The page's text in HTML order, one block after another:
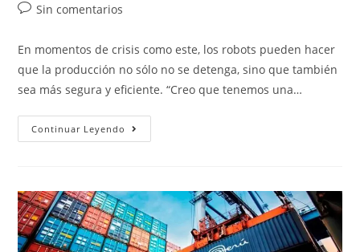
Sin comentarios
En momentos de crisis como este, los robots pueden hacer
que la producción no sólo no se detenga, sino que también
sea más segura y eficiente. “Creo que tenemos una…
Continuar Leyendo